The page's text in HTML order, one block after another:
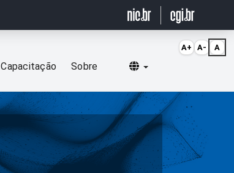
Capacitação Sobre Selecionar idioma
A+ A- A